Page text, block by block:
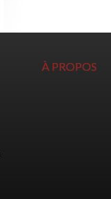
À PROPOS